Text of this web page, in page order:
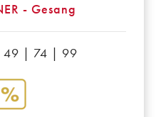
- Gesang
49 | 74 | 99